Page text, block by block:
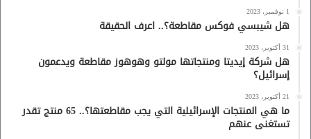
1 نوفمبر، 2023
هل شيبسي فوكس مقاطعة؟.. اعرف الحقيقة
31 أكتوبر، 2023
هل شركة إيديتا ومنتجاتها مولتو وهوهوز مقاطعة ويدعمون
إسرائيل؟
21 أكتوبر، 2023
ما هي المنتجات الإسرائيلية التي يجب مقاطعتها؟.. 65 منتج تقدر
تستغنى عنهم